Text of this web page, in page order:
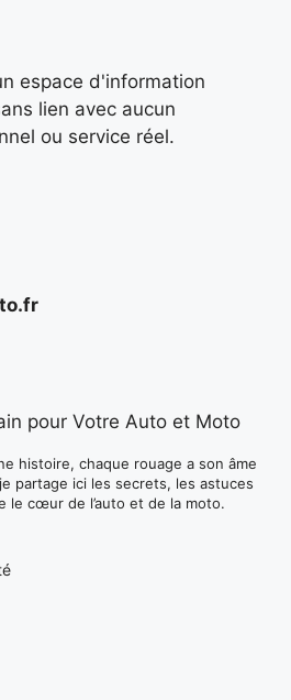
espace d'information
lien avec aucun
ou service réel.
pour Votre Auto et Moto
histoire, chaque rouage a son âme
partage ici les secrets, les astuces
le cœur de l’auto et de la moto.